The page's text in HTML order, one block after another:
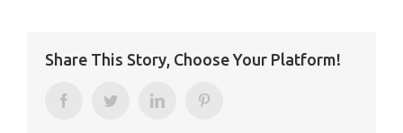
Share This Story, Choose Your Platform!
Facebook Twitter LinkedIn